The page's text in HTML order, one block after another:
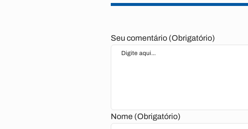
Seu comentário (Obrigatório)
Nome (Obrigatório)